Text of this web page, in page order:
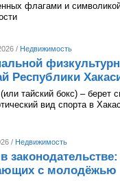
флагами и
/ Недвижимость
Республики
тайский бокс) – берет
вид спорта в
/ Недвижимость
с молодёжью